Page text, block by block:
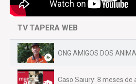
TV TAPERA WEB